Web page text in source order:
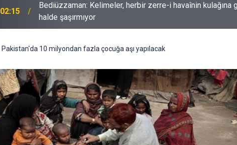
01:45 Müslümanlardan dilinizi çekin, onlardan biri öldüğünde de
Pakistan'da 10 milyondan fazla çocuğa aşı yapılacak